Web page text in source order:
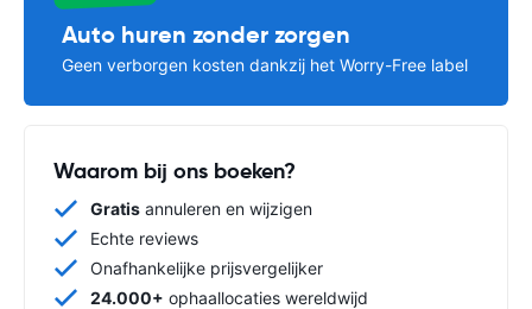
Auto huren zonder zorgen
Geen verborgen kosten dankzij het Worry-Free label
Waarom bij ons boeken?
Gratis annuleren en wijzigen
Echte reviews
Onafhankelijke prijsvergelijker
24.000+ ophaallocaties wereldwijd